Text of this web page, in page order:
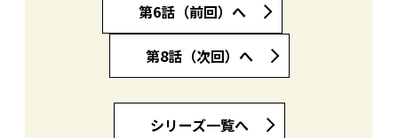
第6話（前回）へ
第8話（次回）へ
シリーズ一覧へ